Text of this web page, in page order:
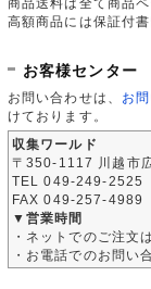
商品送料は全て商品
高額商品には保証付
お客様センター
お問い合わせは、 お
けております。
収集ワールド
〒350-1117 川越市
TEL 049-249-2525
FAX 049-257-4989
▼営業時間
・ネットでのご注文
・お電話でのお問い